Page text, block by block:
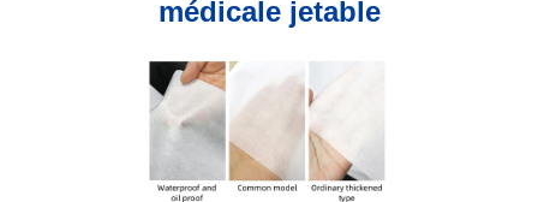
médicale jetable